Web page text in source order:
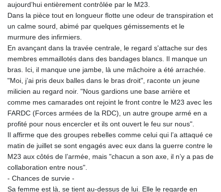
aujourd’hui entièrement contrôlée par le M23.
Dans la pièce tout en longueur flotte une odeur de transpiration et
un calme sourd, abimé par quelques gémissements et le
murmure des infirmiers.
En avançant dans la travée centrale, le regard s'attache sur des
membres emmaillotés dans des bandages blancs. Il manque un
bras. Ici, il manque une jambe, là une mâchoire a été arrachée.
"Moi, j’ai pris deux balles dans le bras droit", raconte un jeune
milicien au regard noir. "Nous gardions une base arrière et
comme mes camarades ont rejoint le front contre le M23 avec les
FARDC (Forces armées de la RDC), un autre groupe armé en a
profité pour nous encercler et ils ont ouvert le feu sur nous".
Il affirme que des groupes rebelles comme celui qui l’a attaqué ce
matin de juillet se sont engagés avec eux dans la guerre contre le
M23 aux côtés de l’armée, mais "chacun a son axe, il n’y a pas de
collaboration entre nous".
- Chances de survie -
Sa femme est là, se tient au-dessus de lui. Elle le regarde en